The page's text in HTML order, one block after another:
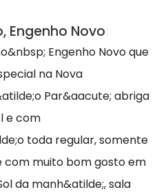
Engenho Novo
Engenho Novo que
na Nova
Par&aacute; abriga
e com
toda regular, somente
muito bom gosto em
da manh&atilde;, sala